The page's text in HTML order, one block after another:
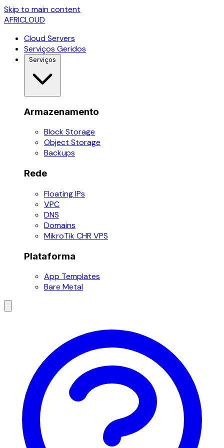
Skip to main content
AFRICLOUD
Cloud Servers
Serviços Geridos
Serviços
Armazenamento
Block Storage
Object Storage
Backups
Rede
Floating IPs
VPC
DNS
Domains
MikroTik CHR VPS
Plataforma
App Templates
Bare Metal